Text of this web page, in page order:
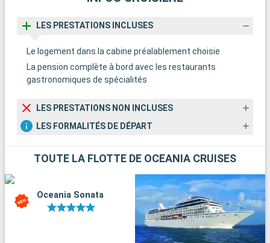
LES PRESTATIONS INCLUSES
Le logement dans la cabine préalablement choisie
La pension complète à bord avec les restaurants
gastronomiques de spécialités
LES PRESTATIONS NON INCLUSES
LES FORMALITÉS DE DÉPART
TOUTE LA FLOTTE DE OCEANIA CRUISES
Oceania Sonata